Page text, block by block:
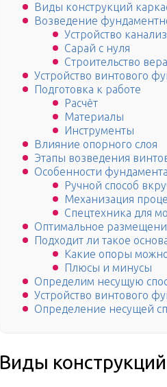
Виды конструкций
Возведение
Устройство
Сарай с нуля
Строительство
Устройство винтового
Подготовка к работе
Расчёт
Материалы
Инструменты
Влияние опорного слоя
Этапы возведения
Особенности
Ручной способ
Механизация
Спецтехника для
Оптимальное
Подходит ли такое
Какие опоры можно
Плюсы и минусы
Определим несущую
Устройство винтового
Определение несущей
Виды